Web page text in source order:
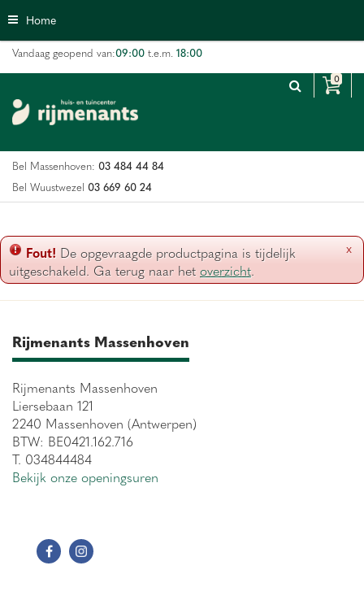
n
n
n
Home
Vandaag geopend van:09:00 t.e.m. 18:00
Bel Massenhoven: 03 484 44 84
Bel Wuustwezel 03 669 60 24
x
Fout! De opgevraagde productpagina is tijdelijk
uitgeschakeld. Ga terug naar het overzicht.
Rijmenants Massenhoven
Rijmenants Massenhoven
Liersebaan 121
2240 Massenhoven (Antwerpen)
BTW: BE0421.162.716
T. 034844484
Bekijk onze openingsuren